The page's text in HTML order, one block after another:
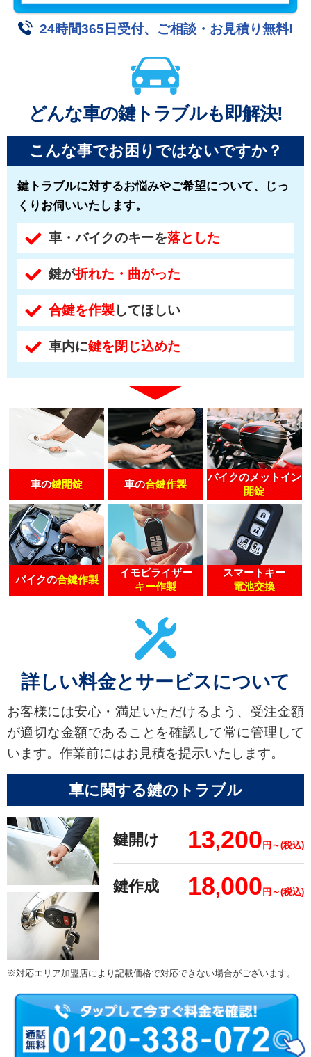
24時間365日受付、ご相談・お見積り無料!
どんな車の鍵トラブルも即解決!
こんな事でお困りではないですか？
鍵トラブルに対するお悩みやご希望について、じっ
くりお伺いいたします。
車・バイクのキーを落とした
鍵が折れた・曲がった
合鍵を作製してほしい
車内に鍵を閉じ込めた
車の鍵開錠 車の合鍵作製
バイクのメットイン
開錠
バイクの合鍵作製
イモビライザー
キー作製
スマートキー
電池交換
詳しい料金とサービスについて
お客様には安心・満足いただけるよう、受注金額
が適切な金額であることを確認して常に管理して
います。作業前にはお見積を提示いたします。
車に関する鍵のトラブル
鍵開け 13,200 円～(税込)
鍵作成 18,000 円～(税込)
※対応エリア加盟店により記載価格で対応できない場合がございます。